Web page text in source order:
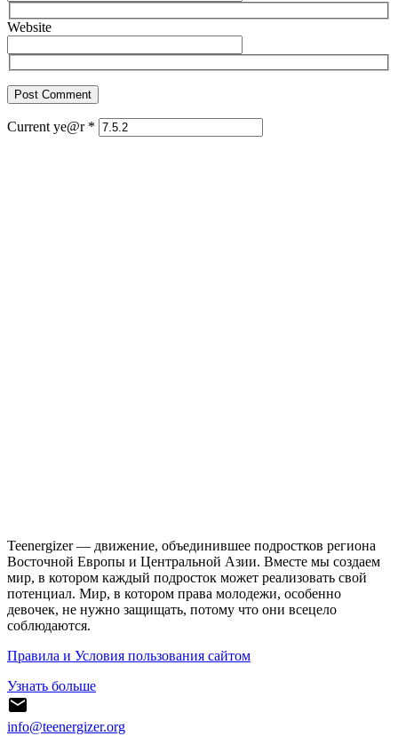
Website
Current ye@r *
Teenergizer — движение, объединившее подростков региона
Восточной Европы и Центральной Азии. Вместе мы создаем
мир, в котором каждый подросток может реализовать свой
потенциал. Мир, в котором права молодежи, особенно
девочек, не нужно защищать, потому что они всецело
соблюдаются.
Правила и Условия пользования сайтом
Узнать больше
info@teenergizer.org